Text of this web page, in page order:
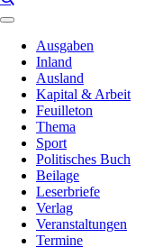
Ausgaben
Inland
Ausland
Kapital & Arbeit
Feuilleton
Thema
Sport
Politisches Buch
Beilage
Leserbriefe
Verlag
Veranstaltungen
Termine